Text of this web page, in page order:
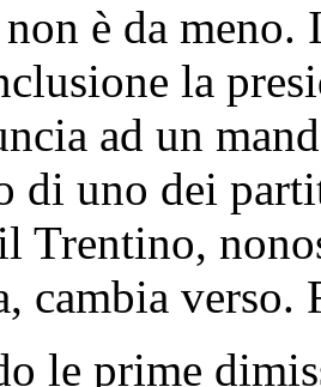
è da meno.
la
ad un
di uno dei
Trentino,
cambia
le prime